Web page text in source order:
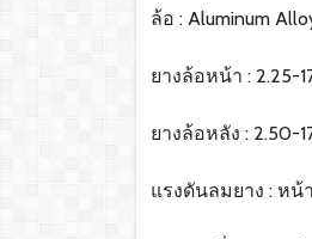
ล้อ : Aluminum
ยางล้อหน้า : 2.25-
ยางล้อหลัง : 2.50-
แรงดันลมยาง : หน้